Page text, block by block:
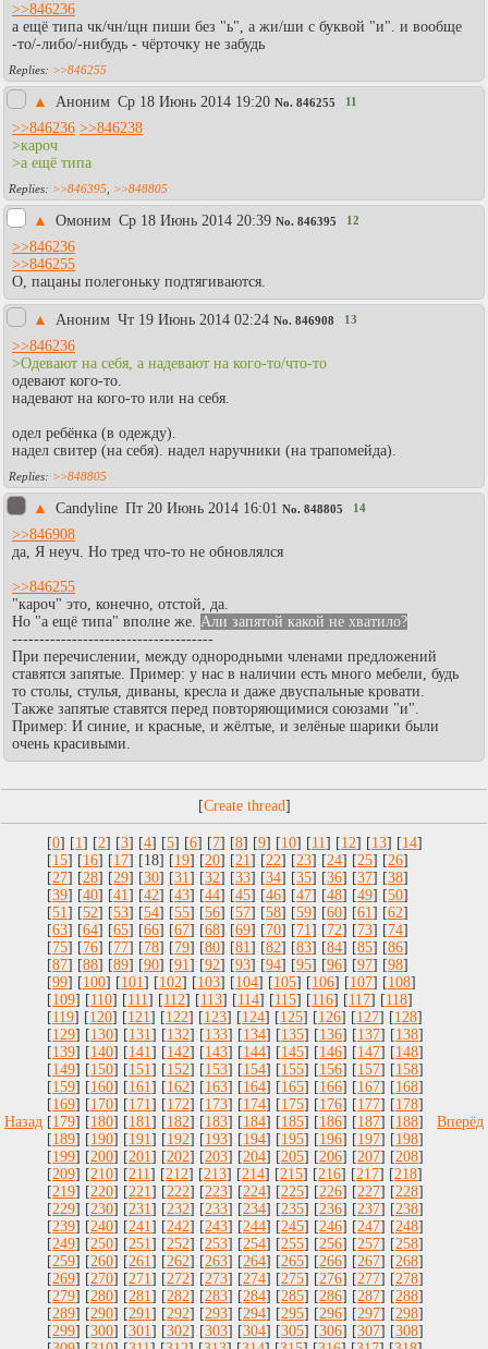
>>846236
а ещё типа чк/чн/щн пиши без "ь", а жи/ши с буквой "и". и вообще
-то/-либо/-нибудь - чёрточку не забудь
>>846255
▲ Аноним Ср 18 Июнь 2014 19:20 No. 846255 11
>>846236 >>846238
>кароч
>а ещё типа
>>846395, >>848805
▲ Омоним Ср 18 Июнь 2014 20:39 No. 846395 12
>>846236
>>846255
О, пацаны полегоньку подтягиваются.
▲ Аноним Чт 19 Июнь 2014 02:24 No. 846908 13
>>846236
>Одевают на себя, а надевают на кого-то/что-то
одевают кого-то.
надевают на кого-то или на себя.
одел ребёнка (в одежду).
надел свитер (на себя). надел наручники (на трапомейда).
>>848805
▲ Candyline Пт 20 Июнь 2014 16:01 No. 848805 14
>>846908
да, Я неуч. Но тред что-то не обновлялся
>>846255
"кароч" это, конечно, отстой, да.
Но "а ещё типа" вполне же. Али запятой какой не хватило?
-------------------------------------
При перечислении, между однородными членами предложений
ставятся запятые. Пример: у нас в наличии есть много мебели, будь
то столы, стулья, диваны, кресла и даже двуспальные кровати.
Также запятые ставятся перед повторяющимися союзами "и".
Пример: И синие, и красные, и жёлтые, и зелёные шарики были
очень красивыми.
[ ]
Назад
[0] [1] [2] [3] [4] [5] [6] [7] [8] [9] [10] [11] [12] [13] [14]
[15] [16] [17] [18] [19] [20] [21] [22] [23] [24] [25] [26]
[27] [28] [29] [30] [31] [32] [33] [34] [35] [36] [37] [38]
[39] [40] [41] [42] [43] [44] [45] [46] [47] [48] [49] [50]
[51] [52] [53] [54] [55] [56] [57] [58] [59] [60] [61] [62]
[63] [64] [65] [66] [67] [68] [69] [70] [71] [72] [73] [74]
[75] [76] [77] [78] [79] [80] [81] [82] [83] [84] [85] [86]
[87] [88] [89] [90] [91] [92] [93] [94] [95] [96] [97] [98]
[99] [100] [101] [102] [103] [104] [105] [106] [107] [108]
[109] [110] [111] [112] [113] [114] [115] [116] [117] [118]
[119] [120] [121] [122] [123] [124] [125] [126] [127] [128]
[129] [130] [131] [132] [133] [134] [135] [136] [137] [138]
[139] [140] [141] [142] [143] [144] [145] [146] [147] [148]
[149] [150] [151] [152] [153] [154] [155] [156] [157] [158]
[159] [160] [161] [162] [163] [164] [165] [166] [167] [168]
[169] [170] [171] [172] [173] [174] [175] [176] [177] [178]
[179] [180] [181] [182] [183] [184] [185] [186] [187] [188]
[189] [190] [191] [192] [193] [194] [195] [196] [197] [198]
[199] [200] [201] [202] [203] [204] [205] [206] [207] [208]
[209] [210] [211] [212] [213] [214] [215] [216] [217] [218]
[219] [220] [221] [222] [223] [224] [225] [226] [227] [228]
[229] [230] [231] [232] [233] [234] [235] [236] [237] [238]
[239] [240] [241] [242] [243] [244] [245] [246] [247] [248]
[249] [250] [251] [252] [253] [254] [255] [256] [257] [258]
[259] [260] [261] [262] [263] [264] [265] [266] [267] [268]
[269] [270] [271] [272] [273] [274] [275] [276] [277] [278]
[279] [280] [281] [282] [283] [284] [285] [286] [287] [288]
[289] [290] [291] [292] [293] [294] [295] [296] [297] [298]
[299] [300] [301] [302] [303] [304] [305] [306] [307] [308]
Вперёд